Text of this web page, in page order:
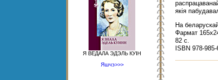
Я ВЕДАЛА ЭДЭЛЬ КУІН
Яшчэ>>>
якія
На
Фармат
82 с.
ISBN 978-